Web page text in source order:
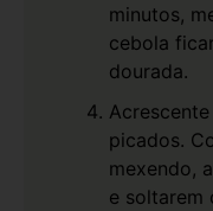
minutos,
cebola
dourada.
picados.
mexendo,
e soltarem